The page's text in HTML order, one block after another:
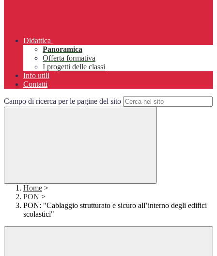
Didattica
Panoramica
Offerta formativa
I progetti delle classi
Info utili
Contatti
Campo di ricerca per le pagine del sito
Home >
PON >
PON: "Cablaggio strutturato e sicuro all’interno degli edifici
scolastici"